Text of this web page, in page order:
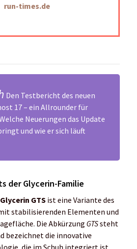
run-times.de
Den Testbericht des neuen
17 – ein Allrounder für
Neuerungen das Update
und wie er sich läuft
der Glycerin-Familie
GTS ist eine Variante des
stabilisierenden Elementen und
Die Abkürzung GTSsteht
bezeichnet die innovative
die im Schuh integriert ist.